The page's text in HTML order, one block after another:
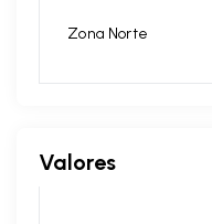
Zona Norte
Valores